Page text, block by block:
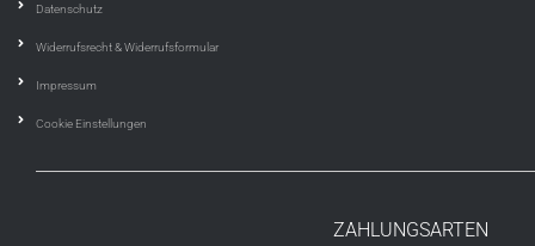
Datenschutz
Widerrufsrecht & Widerrufsformular
Impressum
Cookie Einstellungen
ZAHLUNGSARTEN